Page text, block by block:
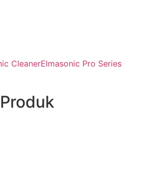
CleanerElmasonic Pro Series